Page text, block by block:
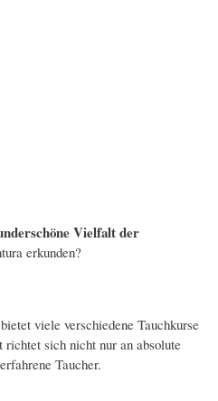
Vielfalt der
erkunden?
bietet viele verschiedene Tauchkurse
sich nicht nur an absolute
Taucher.